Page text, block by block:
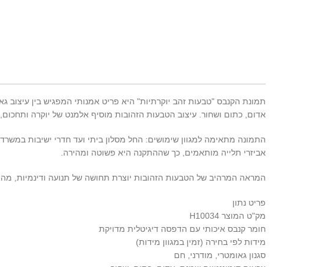
תמונת הקנבס "טבעות זהב יוקרתיות" היא פריט אמנותי המפגיש בין עיצוב
אדום, כתום ושחור. עיצוב הטבעות הזהובות מוסיף אלמנט של יוקרה
התמונה מתאימה למגוון שימושים: החל מסלון ביתי ועד חדרי ישיבות
אביזרי תלייה מותאמים, כך שההתקנה היא פשוטה ומהירה.
המראה המרהיב של הטבעות הזהובות יוצרת תחושה של תנועה ודינמיות, מה
פריט נתון
מק"ט המוצר H10034
חומר קנבס איכותי עם הדפסה דיגיטלית מדויקת
מידות לפי בחירה (זמין במגוון מידות)
סגנון גאומטרי, מודרני, חם